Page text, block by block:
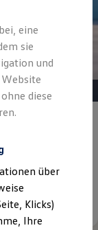
eine
sie
und
diese
über
Klicks)
Ihre